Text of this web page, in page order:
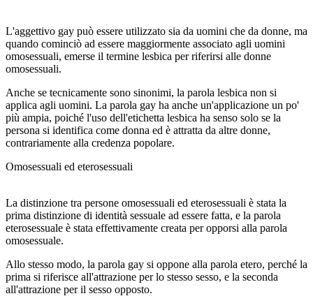
L'aggettivo gay può essere utilizzato sia da uomini che da donne, ma
quando cominciò ad essere maggiormente associato agli uomini
omosessuali, emerse il termine lesbica per riferirsi alle donne
omosessuali.
Anche se tecnicamente sono sinonimi, la parola lesbica non si
applica agli uomini. La parola gay ha anche un'applicazione un po'
più ampia, poiché l'uso dell'etichetta lesbica ha senso solo se la
persona si identifica come donna ed è attratta da altre donne,
contrariamente alla credenza popolare.
Omosessuali ed eterosessuali
La distinzione tra persone omosessuali ed eterosessuali è stata la
prima distinzione di identità sessuale ad essere fatta, e la parola
eterosessuale è stata effettivamente creata per opporsi alla parola
omosessuale.
Allo stesso modo, la parola gay si oppone alla parola etero, perché la
prima si riferisce all'attrazione per lo stesso sesso, e la seconda
all'attrazione per il sesso opposto.